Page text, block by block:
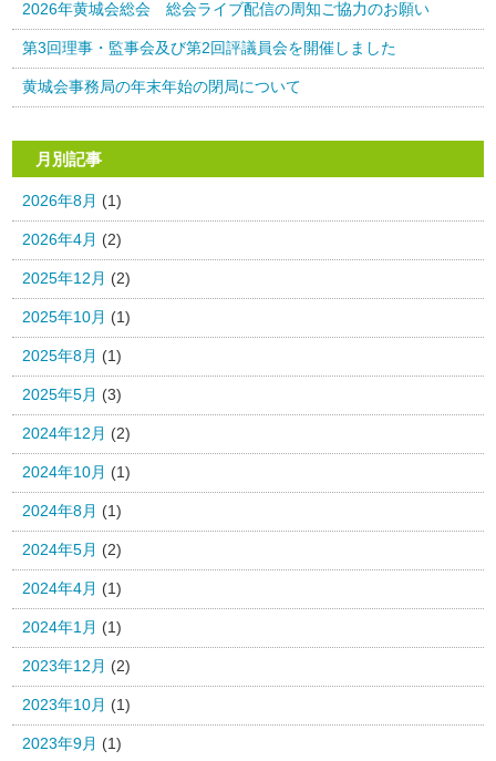
2026年黄城会総会 総会ライブ配信の周知ご協力のお願い
第3回理事・監事会及び第2回評議員会を開催しました
黄城会事務局の年末年始の閉局について
月別記事
2026年8月 (1)
2026年4月 (2)
2025年12月 (2)
2025年10月 (1)
2025年8月 (1)
2025年5月 (3)
2024年12月 (2)
2024年10月 (1)
2024年8月 (1)
2024年5月 (2)
2024年4月 (1)
2024年1月 (1)
2023年12月 (2)
2023年10月 (1)
2023年9月 (1)